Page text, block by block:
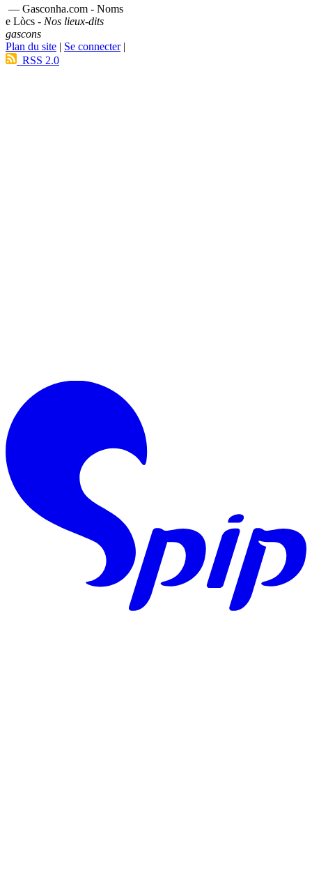
— Gasconha.com - Noms
e Lòcs - Nos lieux-dits
gascons
Plan du site | Se connecter|
RSS 2.0